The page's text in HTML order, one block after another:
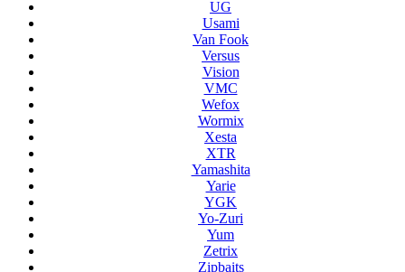
UG
Usami
Van Fook
Versus
Vision
VMC
Wefox
Wormix
Xesta
XTR
Yamashita
Yarie
YGK
Yo-Zuri
Yum
Zetrix
Zipbaits